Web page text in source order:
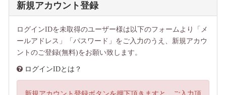
新規アカウント登録
ログインIDを未取得のユーザー様は以下のフォームより「メ
ールアドレス」「パスワード」をご入力のうえ、新規アカウ
ントのご登録(無料)をお願い致します。
ログインIDとは？